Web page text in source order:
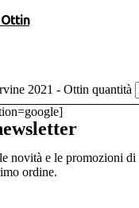
Ottin
2021 - Ottin quantità
novità e le promozioni di
ordine.